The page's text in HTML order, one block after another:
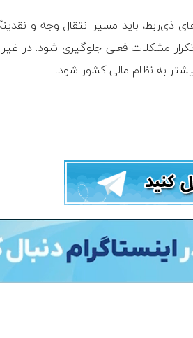
ذی‌ربط، باید مسیر انتقال وجه و
مشکلات فعلی جلوگیری شود. در
به نظام مالی کشور شود.